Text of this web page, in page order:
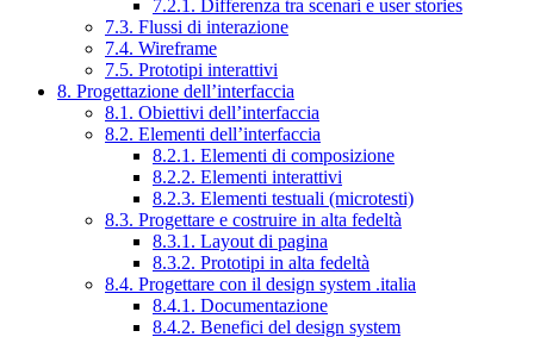
7.2.1. Differenza tra scenari e user stories
7.3. Flussi di interazione
7.4. Wireframe
7.5. Prototipi interattivi
8. Progettazione dell’interfaccia
8.1. Obiettivi dell’interfaccia
8.2. Elementi dell’interfaccia
8.2.1. Elementi di composizione
8.2.2. Elementi interattivi
8.2.3. Elementi testuali (microtesti)
8.3. Progettare e costruire in alta fedeltà
8.3.1. Layout di pagina
8.3.2. Prototipi in alta fedeltà
8.4. Progettare con il design system .italia
8.4.1. Documentazione
8.4.2. Benefici del design system